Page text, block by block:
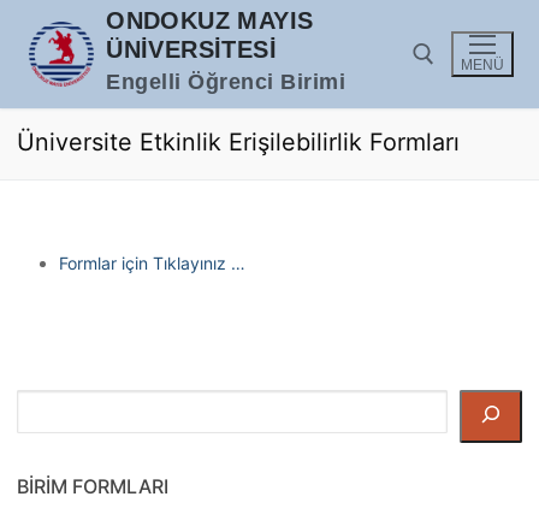
ONDOKUZ MAYIS
ÜNIVERSITESI
Engelli Öğrenci Birimi
Arama:
MENÜ
Üniversite Etkinlik Erişilebilirlik Formları
Formlar için Tıklayınız …
BIRIM FORMLARI